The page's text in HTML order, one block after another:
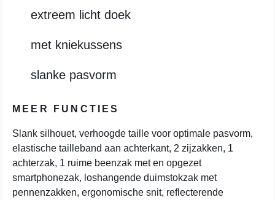
extreem licht doek
met kniekussens
slanke pasvorm
MEER FUNCTIES
Slank silhouet, verhoogde taille voor optimale pasvorm,
elastische tailleband aan achterkant, 2 zijzakken, 1
achterzak, 1 ruime beenzak met en opgezet
smartphonezak, loshangende duimstokzak met
pennenzakken, ergonomische snit, reflecterende